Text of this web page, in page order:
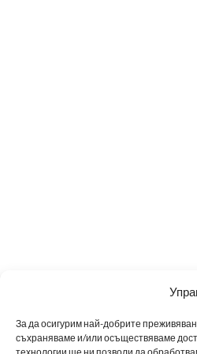
За да осигурим най-добрите
съхраняваме и/или осъществяваме